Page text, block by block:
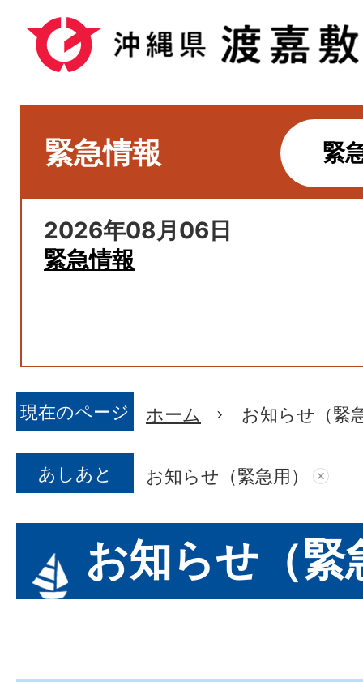
緊急情報 緊
2026年08月06日
緊急情報
現在のページ ホーム お知らせ（緊
あしあと お知らせ（緊急用）
お知らせ（緊